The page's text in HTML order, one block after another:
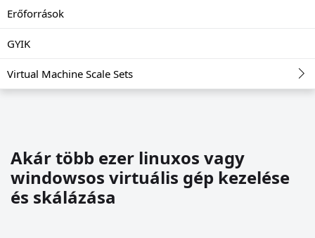
Erőforrások
GYIK
Virtual Machine Scale Sets
Akár több ezer linuxos vagy
windowsos virtuális gép kezelése
és skálázása